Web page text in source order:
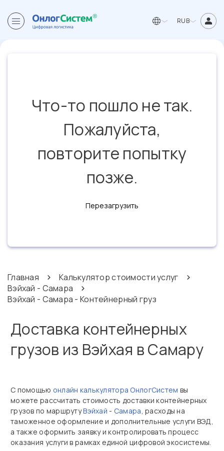
RUB
Что-то пошло не так.
Пожалуйста,
повторите попытку
позже.
Перезагрузить
Главная
Калькулятор стоимости услуг
Вэйхай - Самара
Вэйхай - Самара - Контейнерный груз
Доставка контейнерных
грузов из Вэйхая в Самару
С помощью онлайн калькулятора ОнлогСистем вы
можете рассчитать стоимость доставки контейнерных
грузов по маршрутуВэйхай - Самара, расходы на
таможенное оформление и дополнительные услуги ВЭД,
а также оформить заявку и контролировать процесс
оказания услуги в рамках единой цифровой экосистемы.